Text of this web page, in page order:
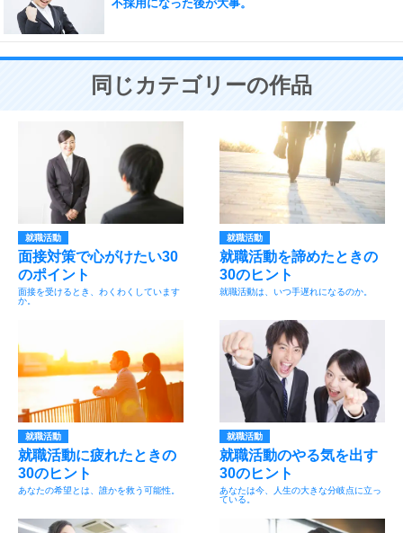
不採用になった後が大事。
同じカテゴリーの作品
就職活動
面接対策で心がけたい30
のポイント
面接を受けるとき、わくわくしています
か。
就職活動
就職活動を諦めたときの
30のヒント
就職活動は、いつ手遅れになるのか。
就職活動
就職活動に疲れたときの
30のヒント
あなたの希望とは、誰かを救う可能性。
就職活動
就職活動のやる気を出す
30のヒント
あなたは今、人生の大きな分岐点に立っ
ている。